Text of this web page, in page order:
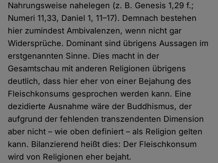
Nahrungsweise nahelegen (z. B. Genesis 1,29 f.;
Numeri 11,33, Daniel 1, 11–17). Demnach bestehen
hier zumindest Ambivalenzen, wenn nicht gar
Widersprüche. Dominant sind übrigens Aussagen im
erstgenannten Sinne. Dies macht in der
Gesamtschau mit anderen Religionen übrigens
deutlich, dass hier eher von einer Bejahung des
Fleischkonsums gesprochen werden kann. Eine
dezidierte Ausnahme wäre der Buddhismus, der
aufgrund der fehlenden transzendenten Dimension
aber nicht – wie oben definiert – als Religion gelten
kann. Bilanzierend heißt dies: Der Fleischkonsum
wird von Religionen eher bejaht.